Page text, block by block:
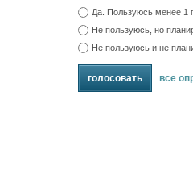
Да. Пользуюсь менее 1
Не пользуюсь, но
Не пользуюсь и не
все